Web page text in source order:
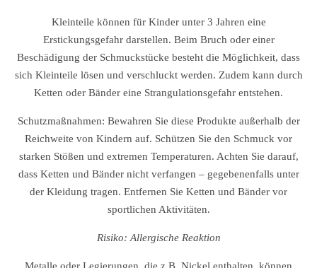
Kleinteile können für Kinder unter 3 Jahren eine
Erstickungsgefahr darstellen. Beim Bruch oder einer
Beschädigung der Schmuckstücke besteht die Möglichkeit, dass
sich Kleinteile lösen und verschluckt werden. Zudem kann durch
Ketten oder Bänder eine Strangulationsgefahr entstehen.
Schutzmaßnahmen: Bewahren Sie diese Produkte außerhalb der
Reichweite von Kindern auf. Schützen Sie den Schmuck vor
starken Stößen und extremen Temperaturen. Achten Sie darauf,
dass Ketten und Bänder nicht verfangen – gegebenenfalls unter
der Kleidung tragen. Entfernen Sie Ketten und Bänder vor
sportlichen Aktivitäten.
Risiko: Allergische Reaktion